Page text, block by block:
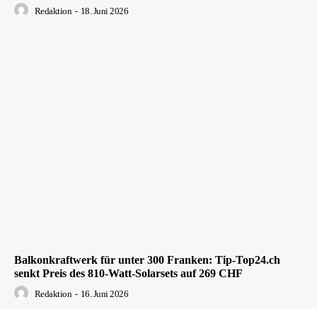
Redaktion - 18. Juni 2026
Balkonkraftwerk für unter 300 Franken: Tip-Top24.ch
senkt Preis des 810-Watt-Solarsets auf 269 CHF
Redaktion - 16. Juni 2026